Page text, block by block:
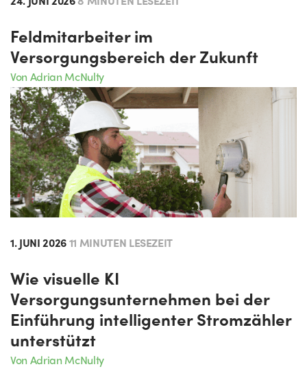
Feldmitarbeiter im
Versorgungsbereich der Zukunft
Von Adrian McNulty
1. JUNI 202611 MINUTEN LESEZEIT
Wie visuelle KI
Versorgungsunternehmen bei der
Einführung intelligenter Stromzähler
unterstützt
Von Adrian McNulty